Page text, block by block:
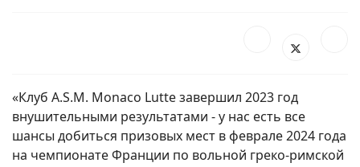
«Клуб A.S.M. Monaco Lutte завершил 2023 год
внушительными результатами - у нас есть все
шансы добиться призовых мест в феврале 2024 года
на чемпионате Франции по вольной греко-римской